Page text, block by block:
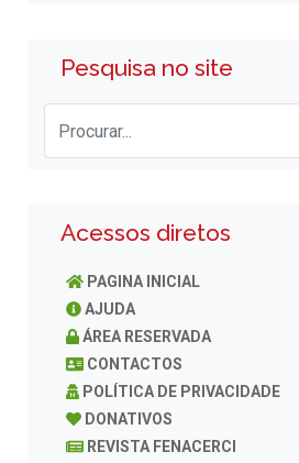
Pesquisa no site
Acessos diretos
PAGINA INICIAL
AJUDA
ÁREA RESERVADA
CONTACTOS
POLÍTICA DE PRIVACIDADE
DONATIVOS
REVISTA FENACERCI